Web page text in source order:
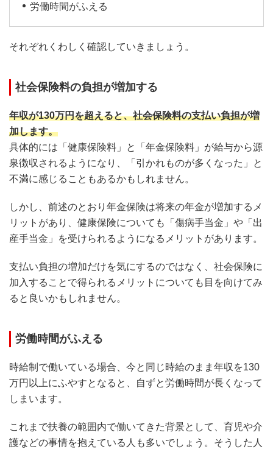
労働時間がふえる
それぞれくわしく確認していきましょう。
社会保険料の負担が増加する
年収が130万円を超えると、社会保険料の支払い負担が増
加します。
具体的には「健康保険料」と「年金保険料」が給与から源
泉徴収されるようになり、「引かれものが多くなった」と
不満に感じることもあるかもしれません。
しかし、前述のとおり年金保険は将来の年金が増加するメ
リットがあり、健康保険についても「傷病手当金」や「出
産手当金」を受けられるようになるメリットがあります。
支払い負担の増加だけを気にするのではなく、社会保険に
加入することで得られるメリットについても目を向けてみ
ると良いかもしれません。
労働時間がふえる
時給制で働いている場合、今と同じ時給のまま年収を130
万円以上にふやすとなると、自ずと労働時間が長くなって
しまいます。
これまで扶養の範囲内で働いてきた背景として、育児や介
護などの事情を抱えている人も多いでしょう。そうした人